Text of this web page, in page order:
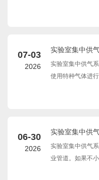
07-03
2026
实验室集中供
优势
实验室集中供气
使用特种气体进
06-30
2026
实验室集中供
实验室集中供气
业管道。如果不